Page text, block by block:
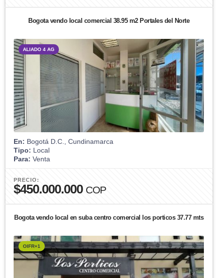
Bogota vendo local comercial 38.95 m2 Portales del Norte
ALIADO 4 AG
En: Bogotá D.C., Cundinamarca
Tipo: Local
Para: Venta
PRECIO:
$450.000.000 COP
Bogota vendo local en suba centro comercial los porticos 37.77 mts
OIFR+1